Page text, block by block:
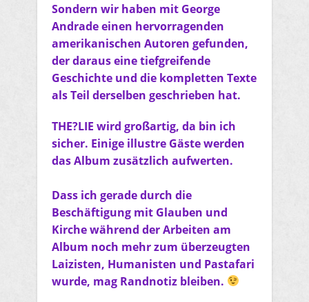
Sondern wir haben mit George
Andrade einen hervorragenden
amerikanischen Autoren gefunden,
der daraus eine tiefgreifende
Geschichte und die kompletten Texte
als Teil derselben geschrieben hat.
THE?LIE wird großartig, da bin ich
sicher. Einige illustre Gäste werden
das Album zusätzlich aufwerten.
Dass ich gerade durch die
Beschäftigung mit Glauben und
Kirche während der Arbeiten am
Album noch mehr zum überzeugten
Laizisten, Humanisten und Pastafari
wurde, mag Randnotiz bleiben.